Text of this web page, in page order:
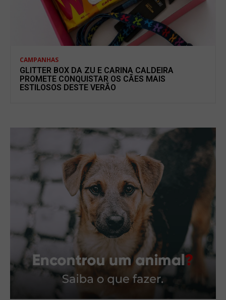
CAMPANHAS
GLITTER BOX DA ZU E CARINA CALDEIRA
PROMETE CONQUISTAR OS CÃES MAIS
ESTILOSOS DESTE VERÃO